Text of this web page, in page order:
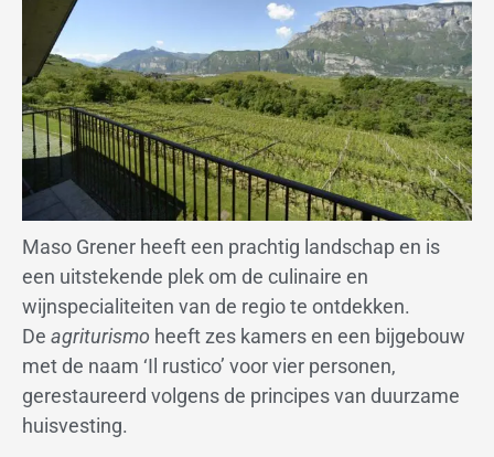
Maso Grener heeft een prachtig landschap en is
een uitstekende plek om de culinaire en
wijnspecialiteiten van de regio te ontdekken.
De agriturismo heeft zes kamers en een bijgebouw
met de naam ‘Il rustico’ voor vier personen,
gerestaureerd volgens de principes van duurzame
huisvesting.